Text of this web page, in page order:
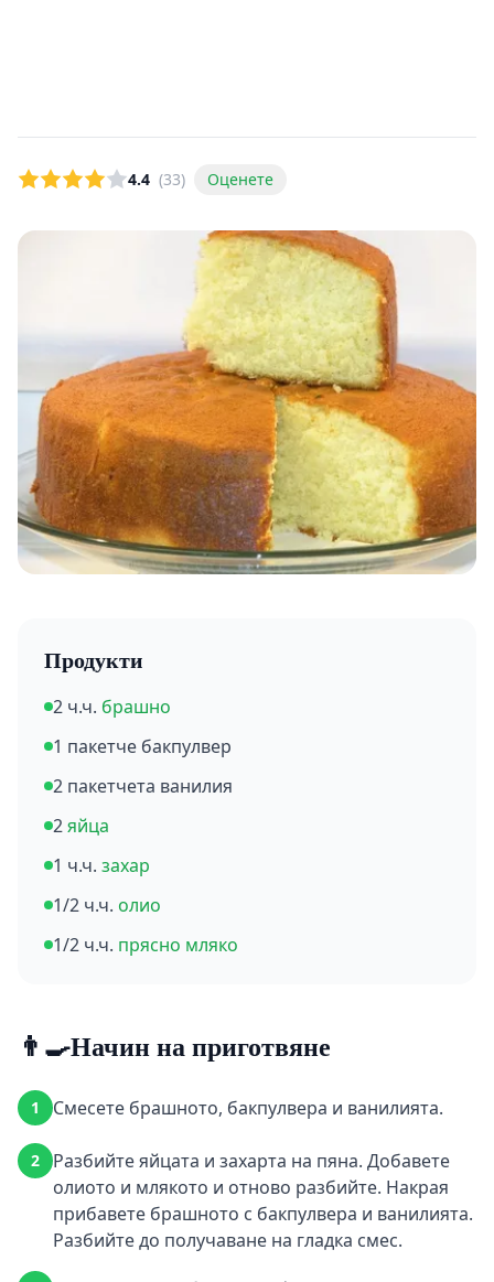
4.4 (33) Оценете
Продукти
2 ч.ч. брашно
1 пакетче бакпулвер
2 пакетчета ванилия
2яйца
1 ч.ч. захар
1/2 ч.ч. олио
1/2 ч.ч. прясно мляко
👨‍🍳Начин на приготвяне
1 Смесете брашното, бакпулвера и ванилията.
2
Разбийте яйцата и захарта на пяна. Добавете
олиото и млякото и отново разбийте. Накрая
прибавете брашното с бакпулвера и ванилията.
Разбийте до получаване на гладка смес.